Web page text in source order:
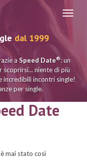
dal 1999
a Speed Date®: un
scoprirsi... niente di più
incredibili incontri single!
per single.
Date
mai stato così